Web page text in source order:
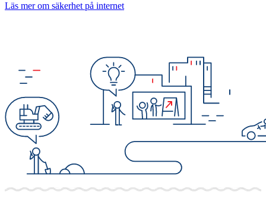
Läs mer om säkerhet på internet